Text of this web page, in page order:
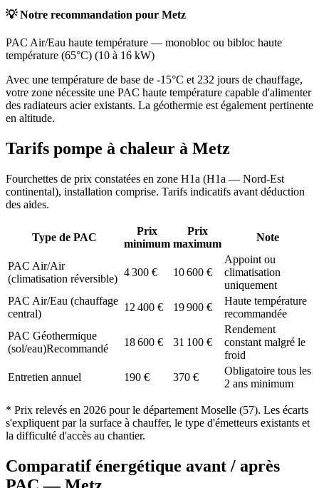
💡 Notre recommandation pour Metz
PAC Air/Eau haute température — monobloc ou bibloc haute
température (65°C) (10 à 16 kW)
Avec une température de base de -15°C et 232 jours de chauffage,
votre zone nécessite une PAC haute température capable d'alimenter
des radiateurs acier existants. La géothermie est également pertinente
en altitude.
Tarifs pompe à chaleur à Metz
Fourchettes de prix constatées en zone H1a (H1a — Nord-Est
continental), installation comprise. Tarifs indicatifs avant déduction
des aides.
Type de PAC
Prix
minimum
Prix
maximum
Note
PAC Air/Air
(climatisation réversible)
4 300 € 10 600 €
Appoint ou
climatisation
uniquement
PAC Air/Eau (chauffage
central)
12 400 € 19 900 €
Haute température
recommandée
PAC Géothermique
(sol/eau)Recommandé
18 600 € 31 100 €
Rendement
constant malgré le
froid
Entretien annuel
190 € 370 €
Obligatoire tous les
2 ans minimum
* Prix relevés en 2026 pour le département Moselle (57). Les écarts
s'expliquent par la surface à chauffer, le type d'émetteurs existants et
la difficulté d'accès au chantier.
Comparatif énergétique avant / après